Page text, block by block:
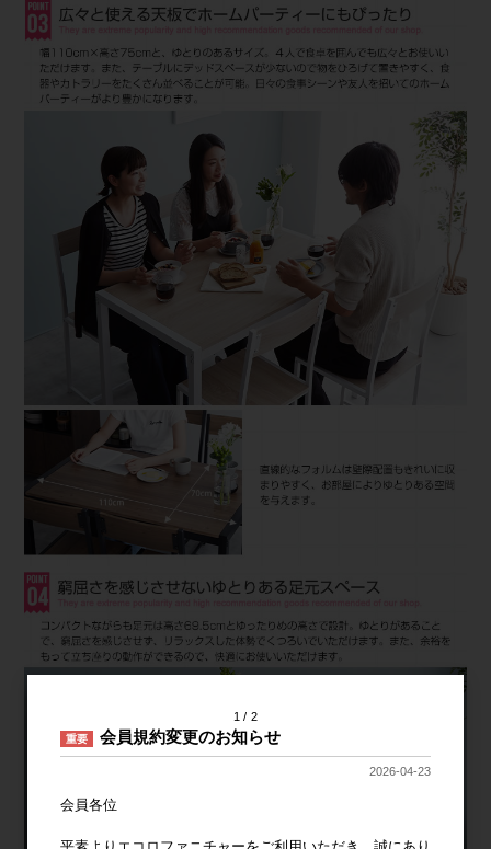
1 2
重要 会員規約変更のお知らせ
2026-04-23
会員各位